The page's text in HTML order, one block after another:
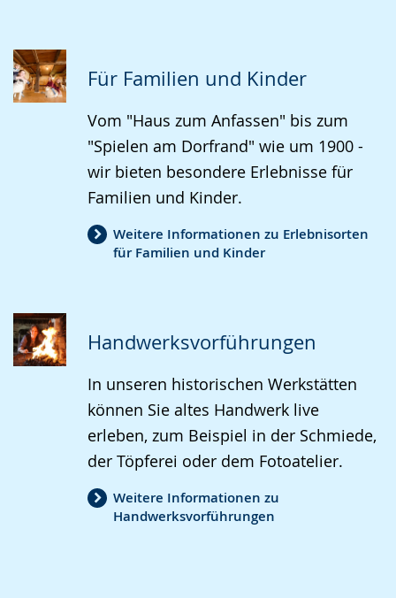
Für Familien und Kinder
Vom "Haus zum Anfassen" bis zum
"Spielen am Dorfrand" wie um 1900 -
wir bieten besondere Erlebnisse für
Familien und Kinder.
Weitere Informationen zu Erlebnisorten
für Familien und Kinder
Handwerksvorführungen
In unseren historischen Werkstätten
können Sie altes Handwerk live
erleben, zum Beispiel in der Schmiede,
der Töpferei oder dem Fotoatelier.
Weitere Informationen zu
Handwerksvorführungen